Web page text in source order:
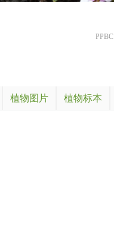
PPBC
植物图片 植物标本